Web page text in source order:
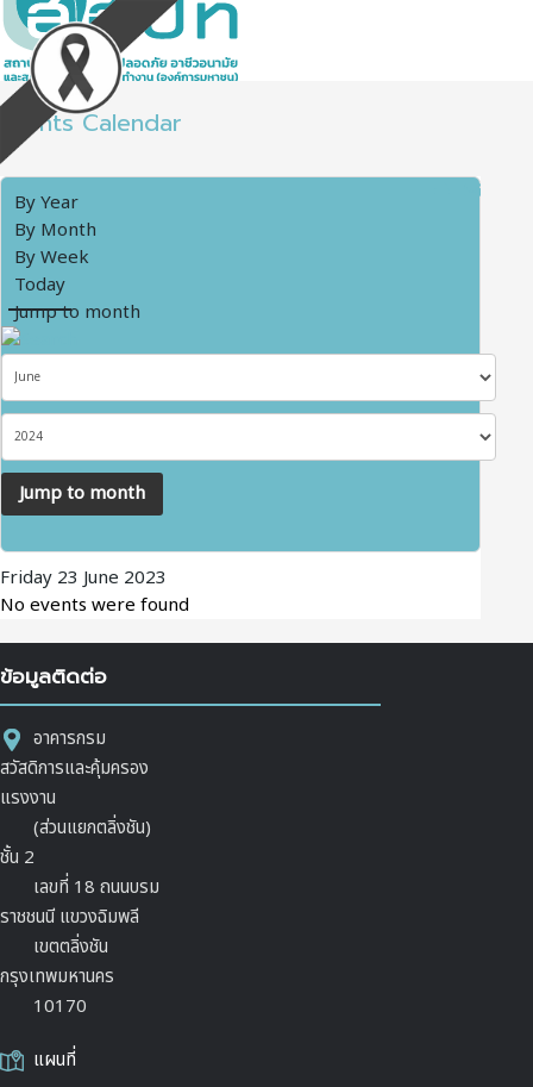
Events Calendar
By Year
By Month
By Week
Today
Jump to month
Jump to month
Friday 23 June 2023
No events were found
ข้อมูลติดต่อ
อาคารกรม
สวัสดิการและคุ้มครอง
แรงงาน
(ส่วนแยกตลิ่งชัน)
ชั้น 2
เลขที่ 18 ถนนบรม
ราชชนนี แขวงฉิมพลี
เขตตลิ่งชัน
กรุงเทพมหานคร
10170
แผนที่